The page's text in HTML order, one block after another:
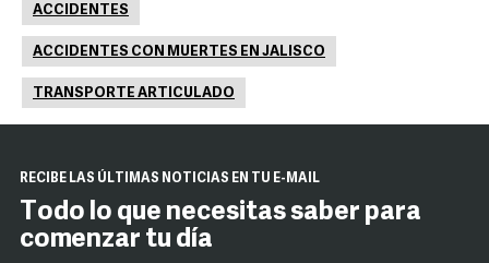
ACCIDENTES
ACCIDENTES CON MUERTES EN JALISCO
TRANSPORTE ARTICULADO
RECIBE LAS ÚLTIMAS NOTICIAS EN TU E-MAIL
Todo lo que necesitas saber para
comenzar tu día